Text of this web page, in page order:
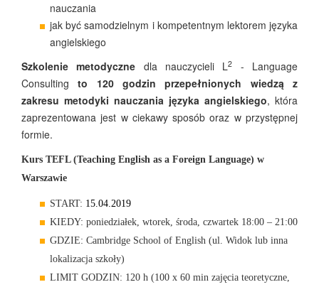
nauczania
jak być samodzielnym i kompetentnym lektorem języka
angielskiego
Szkolenie metodyczne dla nauczycieli L2
- Language
Consultingto 120 godzin przepełnionych wiedzą z
zakresu metodyki nauczania języka angielskiego, która
zaprezentowana jest w ciekawy sposób oraz w przystępnej
formie.
Kurs TEFL (Teaching English as a Foreign Language) w
Warszawie
START: 15.04.2019
KIEDY: poniedziałek, wtorek, środa, czwartek 18:00 – 21:00
GDZIE: Cambridge School of English (ul. Widok lub inna
lokalizacja szkoły)
LIMIT GODZIN: 120 h (100 x 60 min zajęcia teoretyczne,